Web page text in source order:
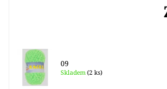
09
Skladem(2 ks)